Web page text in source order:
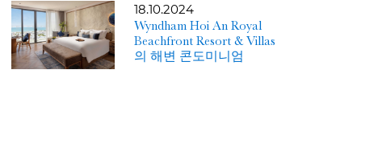
18.10.2024
Wyndham Hoi An Royal
Beachfront Resort & Villas
의 해변 콘도미니엄